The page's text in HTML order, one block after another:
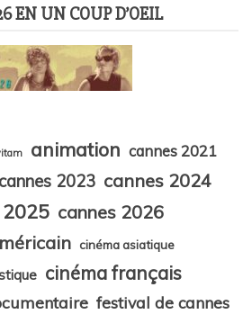
EN UN COUP D’OEIL
animation cannes 2021
cannes 2023 cannes 2024
cannes 2026
cinéma asiatique
cinéma français
festival de cannes